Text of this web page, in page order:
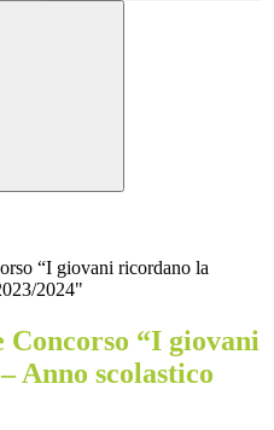
“I giovani ricordano la
2024"
“I giovani
Anno scolastico